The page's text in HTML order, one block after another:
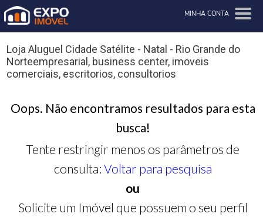
MINHA CONTA
Loja Aluguel Cidade Satélite - Natal - Rio Grande do
Norteempresarial, business center, imoveis
comerciais, escritorios, consultorios
Oops. Não encontramos resultados para esta
busca!
Tente restringir menos os parâmetros de
consulta: Voltar para pesquisa
ou
Solicite um Imóvel que possuem o seu perfil